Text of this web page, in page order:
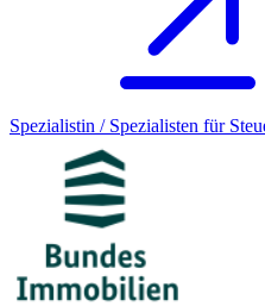
Spezialistin / Spezialisten für